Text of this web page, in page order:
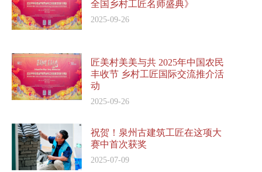
全国乡村工匠名师盛典》
2025-09-26
匠美村美美与共 2025年中国农民
丰收节 乡村工匠国际交流推介活
动
2025-09-26
祝贺！泉州古建筑工匠在这项大
赛中首次获奖
2025-07-09